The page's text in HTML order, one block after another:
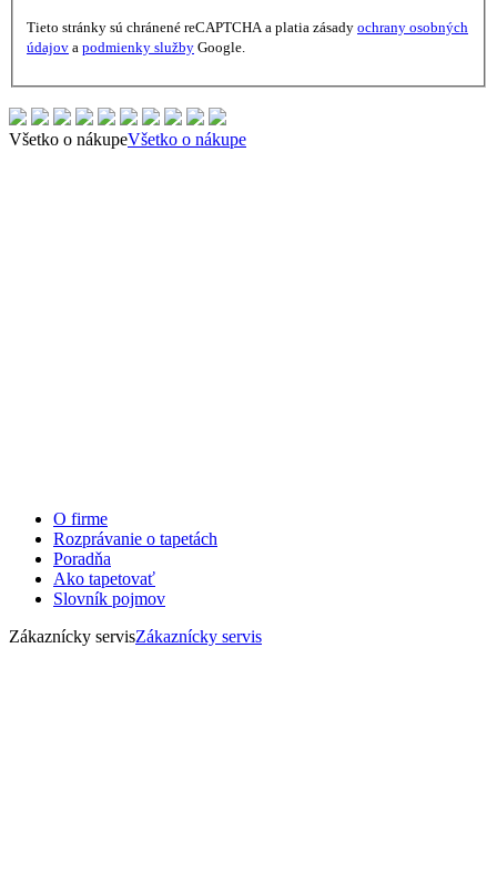
Tieto stránky sú chránené reCAPTCHA a platia zásady ochrany osobných
údajov a podmienky služby Google.
Všetko o nákupeVšetko o nákupe
O firme
Rozprávanie o tapetách
Poradňa
Ako tapetovať
Slovník pojmov
Zákaznícky servisZákaznícky servis